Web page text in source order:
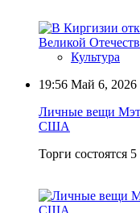
Культура
19:56 Май 6, 2026
Личные вещи
США
Торги состоятся